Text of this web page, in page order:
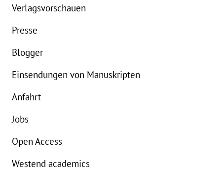
Verlagsvorschauen
Presse
Blogger
Einsendungen von Manuskripten
Anfahrt
Jobs
Open Access
Westend academics